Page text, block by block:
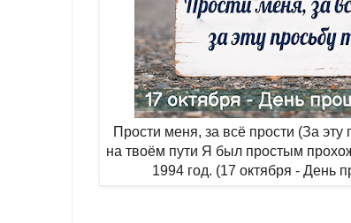
Прости меня, за всё прости (За эту
на твоём пути Я был простым
1994 год. (17 октября - День